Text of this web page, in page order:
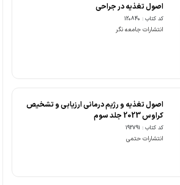
اصول تغذیه در جراحی
کد کتاب : 120840
انتشارات جامعه نگر
اصول تغذیه و رژیم درمانی ارزیابی و تشخیص
کراوس 2023 جلد سوم
کد کتاب : 192791
انتشارات حتمی